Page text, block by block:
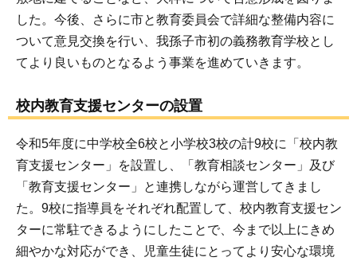
した。今後、さらに市と教育委員会で詳細な整備内容に
ついて意見交換を行い、我孫子市初の義務教育学校とし
てより良いものとなるよう事業を進めていきます。
校内教育支援センターの設置
令和5年度に中学校全6校と小学校3校の計9校に「校内教
育支援センター」を設置し、「教育相談センター」及び
「教育支援センター」と連携しながら運営してきまし
た。9校に指導員をそれぞれ配置して、校内教育支援セン
ターに常駐できるようにしたことで、今まで以上にきめ
細やかな対応ができ、児童生徒にとってより安心な環境